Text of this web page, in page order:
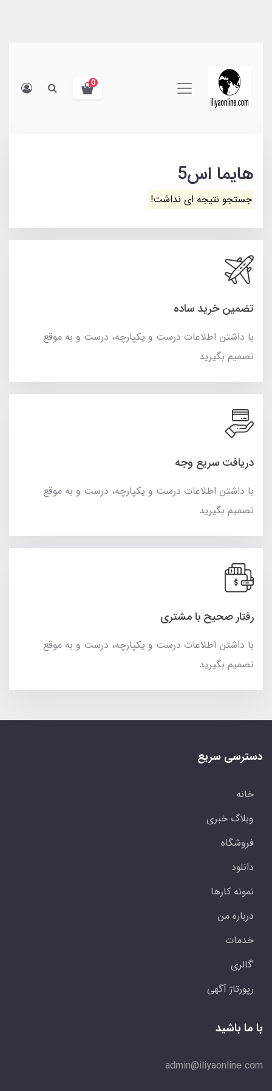
0
هایما اس5
جستجو نتیجه ای نداشت!
تضمین خرید ساده
با داشتن اطلاعات درست و یکپارچه، درست و به موقع
تصمیم بگیرید
دریافت سریع وجه
با داشتن اطلاعات درست و یکپارچه، درست و به موقع
تصمیم بگیرید
رفتار صحیح با مشتری
با داشتن اطلاعات درست و یکپارچه، درست و به موقع
تصمیم بگیرید
دسترسی سریع
خانه
وبلاگ خبری
فروشگاه
دانلود
نمونه کارها
درباره من
خدمات
'گالری
رپورتاژ آگهی
با ما باشید
admin@iliyaonline.com